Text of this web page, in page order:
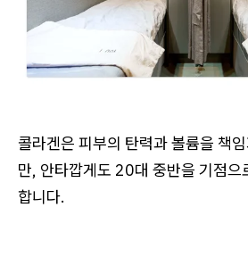
콜라겐은 피부의 탄력과 볼륨을 책
만, 안타깝게도 20대 중반을 기점으
합니다.